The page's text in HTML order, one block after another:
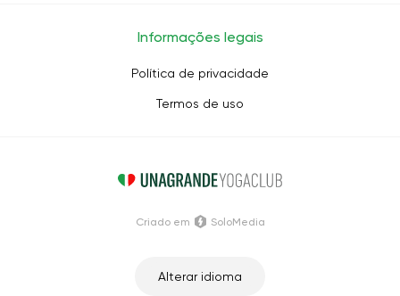
Informações legais
Política de privacidade
Termos de uso
Alterar idioma
Criado em SoloMedia